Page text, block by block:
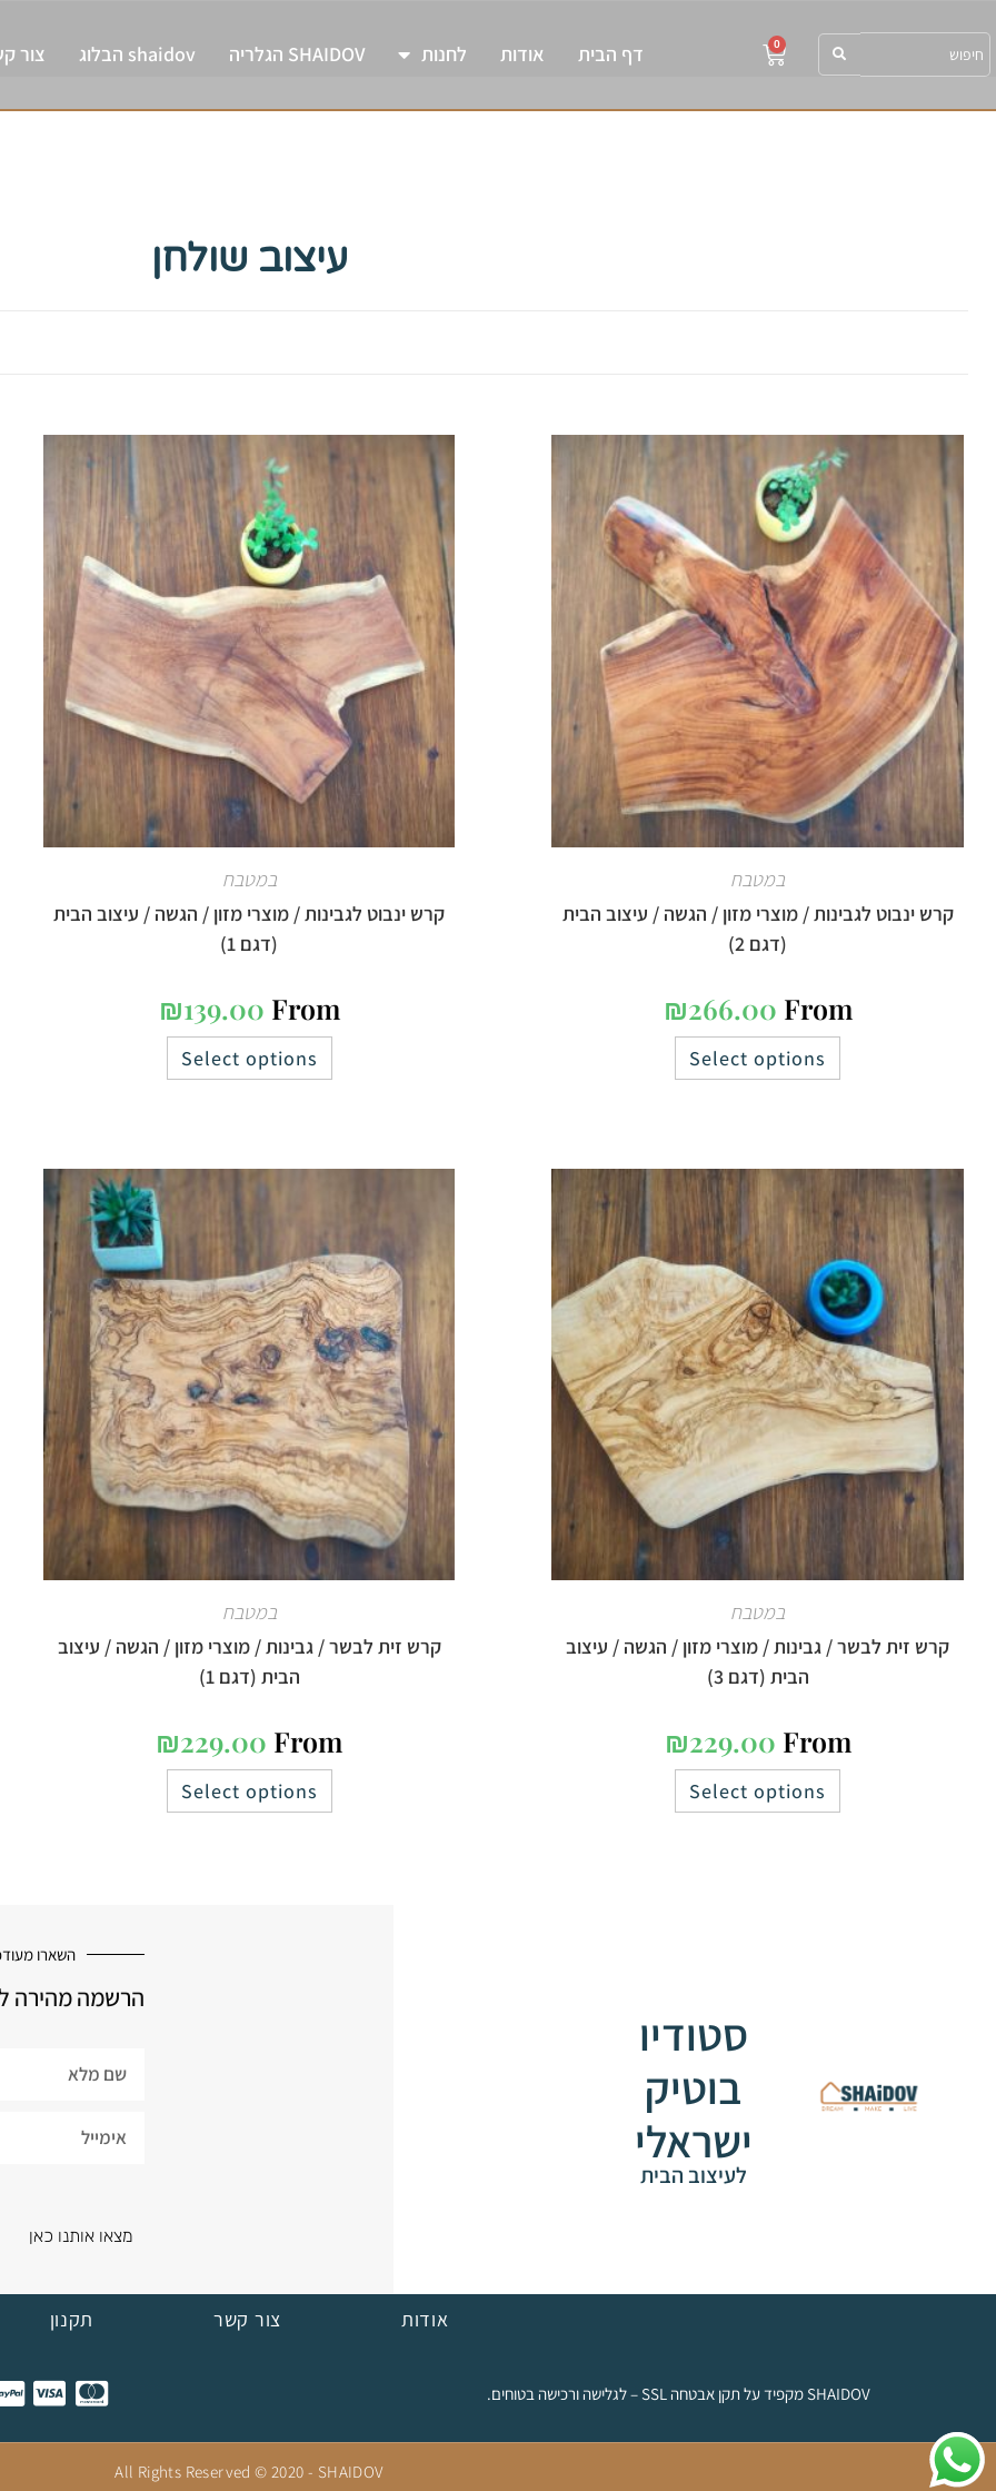
0 דף הבית אודות לחנות SHAIDOV הגלריה shaidov הבלוג צור
עיצוב שולחן
במטבח
קרש ינבוט לגבינות / מוצרי מזון / הגשה / עיצוב הבית
(דגם 2)
From
₪266.00
Select options
במטבח
קרש ינבוט לגבינות / מוצרי מזון / הגשה / עיצוב הבית
(דגם 1)
From
₪139.00
Select options
במטבח
קרש זית לבשר / גבינות / מוצרי מזון / הגשה / עיצוב
הבית (דגם 3)
From
₪229.00
Select options
במטבח
קרש זית לבשר / גבינות / מוצרי מזון / הגשה / עיצוב
הבית (דגם 1)
From
₪229.00
Select options
סטודיו
בוטיק
ישראלי
לעיצוב הבית
השארו
הרשמה מהירה
מצאו אותנו כאן
אודות צור קשר תקנון
All Rights Reserved © 2020 - SHAIDOV